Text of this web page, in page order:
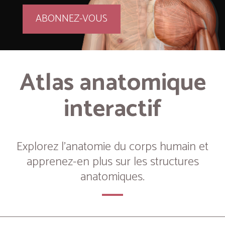
ABONNEZ-VOUS
Atlas anatomique
interactif
Explorez l’anatomie du corps humain et
apprenez-en plus sur les structures
anatomiques.